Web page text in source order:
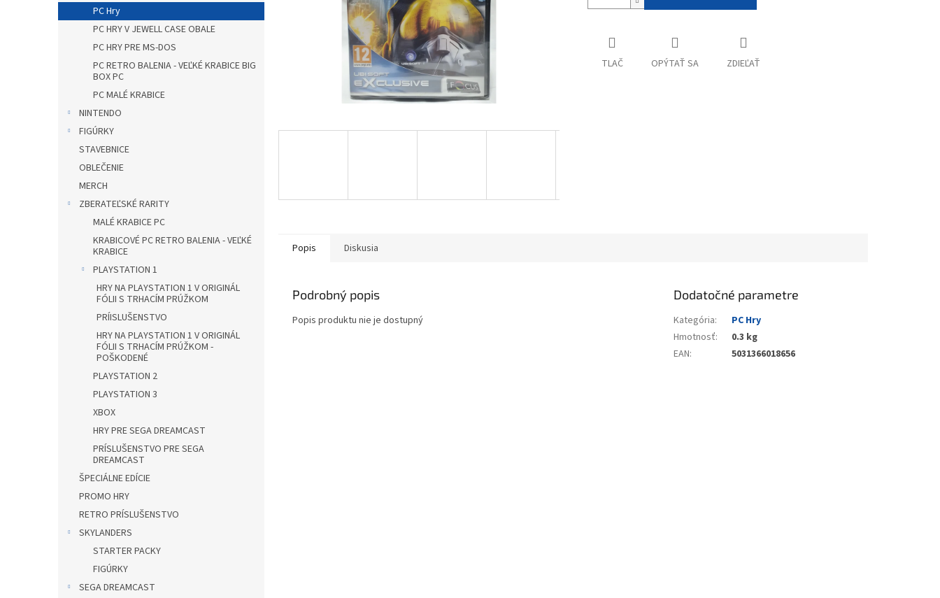
PC Hry
PC HRY V JEWELL CASE OBALE
PC HRY PRE MS-DOS
PC RETRO BALENIA - VEĽKÉ KRABICE BIG
BOX PC
PC MALÉ KRABICE
NINTENDO
FIGÚRKY
STAVEBNICE
OBLEČENIE
MERCH
ZBERATEĽSKÉ RARITY
MALÉ KRABICE PC
KRABICOVÉ PC RETRO BALENIA - VEĽKÉ
KRABICE
PLAYSTATION 1
HRY NA PLAYSTATION 1 V ORIGINÁL
FÓLII S TRHACÍM PRÚŽKOM
PRÍISLUŠENSTVO
HRY NA PLAYSTATION 1 V ORIGINÁL
FÓLII S TRHACÍM PRÚŽKOM -
POŠKODENÉ
PLAYSTATION 2
PLAYSTATION 3
XBOX
HRY PRE SEGA DREAMCAST
PRÍSLUŠENSTVO PRE SEGA
DREAMCAST
ŠPECIÁLNE EDÍCIE
PROMO HRY
RETRO PRÍSLUŠENSTVO
SKYLANDERS
STARTER PACKY
FIGÚRKY
SEGA DREAMCAST
TLAČ OPÝTAŤ SA ZDIEĽAŤ
Popis Diskusia
Podrobný popis
Popis produktu nie je dostupný
Dodatočné parametre
Kategória:
PC Hry
Hmotnosť:
0.3 kg
EAN: 5031366018656